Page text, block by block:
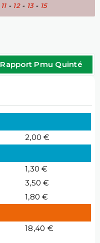
11- 12- 13- 15
Rapport Pmu Quinté
2,00 €
1,30 €
3,50 €
1,80 €
18,40 €